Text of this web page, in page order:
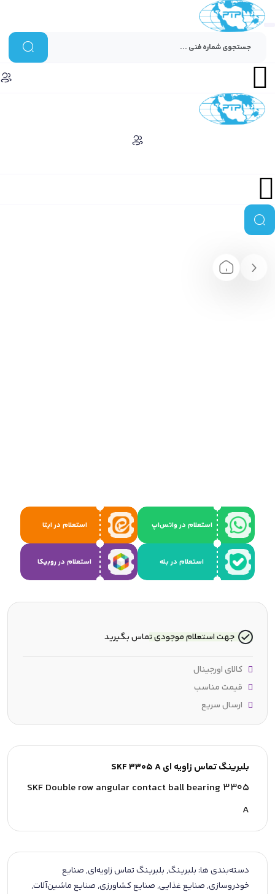
استعلام در واتس‌اپ استعلام در ایتا
استعلام در بله استعلام در روبیکا
بلبرینگ تماس زاویه ای SKF 3305 A
SKF Double row angular contact ball bearing 3305
A
دسته‌بندی ها: بلبرینگ,بلبرینگ تماس زاویه‌ای,صنایع
خودروسازی,صنایع غذایی,صنایع کشاورزی,صنایع ماشین‌آلات,
جهت استعلام موجودی تماس بگیرید
کالای اورجینال
قیمت مناسب
ارسال سریع